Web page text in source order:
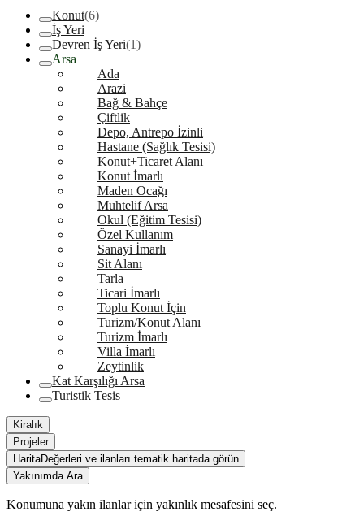
Konut(6)
İş Yeri
Devren İş Yeri(1)
Arsa
Ada
Arazi
Bağ & Bahçe
Çiftlik
Depo, Antrepo İzinli
Hastane (Sağlık Tesisi)
Konut+Ticaret Alanı
Konut İmarlı
Maden Ocağı
Muhtelif Arsa
Okul (Eğitim Tesisi)
Özel Kullanım
Sanayi İmarlı
Sit Alanı
Tarla
Ticari İmarlı
Toplu Konut İçin
Turizm/Konut Alanı
Turizm İmarlı
Villa İmarlı
Zeytinlik
Kat Karşılığı Arsa
Turistik Tesis
Kiralık
Projeler
HaritaDeğerleri ve ilanları tematik haritada görün
Yakınımda Ara
Konumuna yakın ilanlar için yakınlık mesafesini seç.